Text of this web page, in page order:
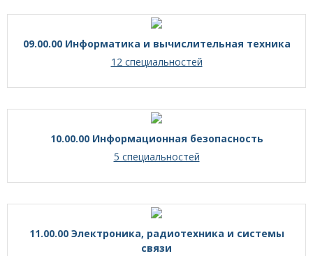
09.00.00 Информатика и вычислительная техника
12 специальностей
10.00.00 Информационная безопасность
5 специальностей
11.00.00 Электроника, радиотехника и системы
связи